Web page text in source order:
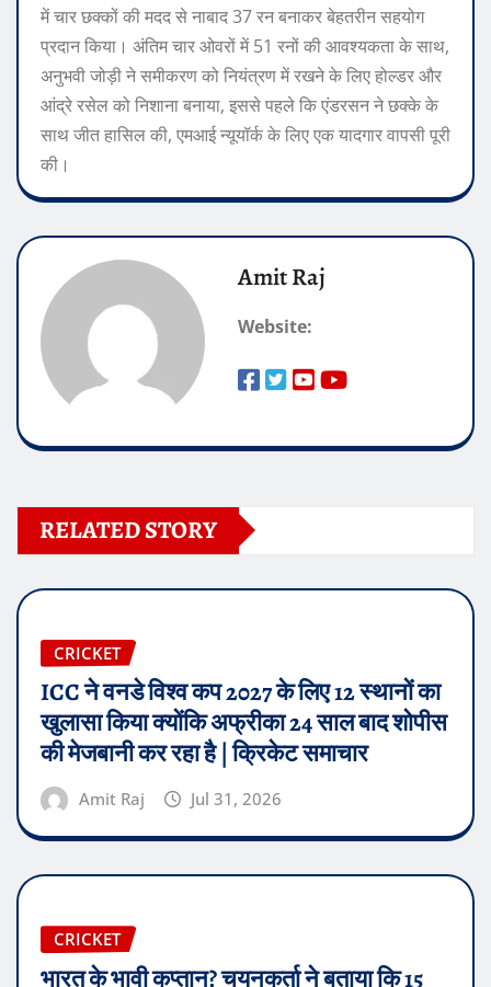
में चार छक्कों की मदद से नाबाद 37 रन बनाकर बेहतरीन सहयोग
प्रदान किया। अंतिम चार ओवरों में 51 रनों की आवश्यकता के साथ,
अनुभवी जोड़ी ने समीकरण को नियंत्रण में रखने के लिए होल्डर और
आंद्रे रसेल को निशाना बनाया, इससे पहले कि एंडरसन ने छक्के के
साथ जीत हासिल की, एमआई न्यूयॉर्क के लिए एक यादगार वापसी पूरी
की।
Amit Raj
Website:
RELATED STORY
CRICKET
ICC ने वनडे विश्व कप 2027 के लिए 12 स्थानों का
खुलासा किया क्योंकि अफ्रीका 24 साल बाद शोपीस
की मेजबानी कर रहा है | क्रिकेट समाचार
Amit Raj Jul 31, 2026
CRICKET
भारत के भावी कप्तान? चयनकर्ता ने बताया कि 15